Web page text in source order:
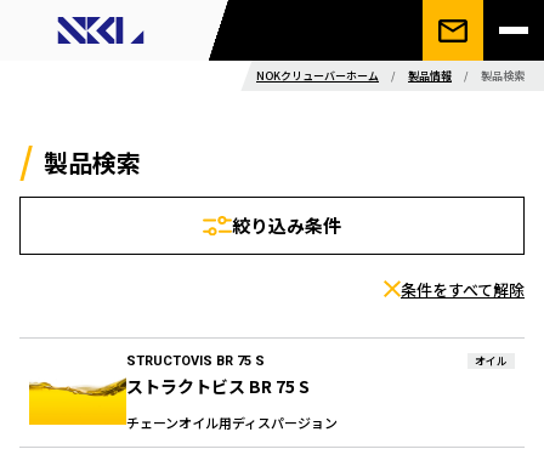
NOKクリューバーホーム / 製品情報 / 製品検索
製品検索
絞り込み条件
条件をすべて解除
STRUCTOVIS BR 75 S オイル
ストラクトビス BR 75 S
チェーンオイル用ディスパージョン